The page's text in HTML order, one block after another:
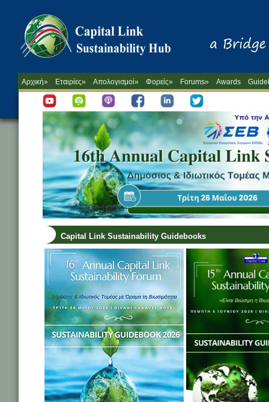
Αρχική» Εταιρίες» Απολογισμοί» Φορείς» Forums» Awards
Capital Link Sustainability Guidebooks